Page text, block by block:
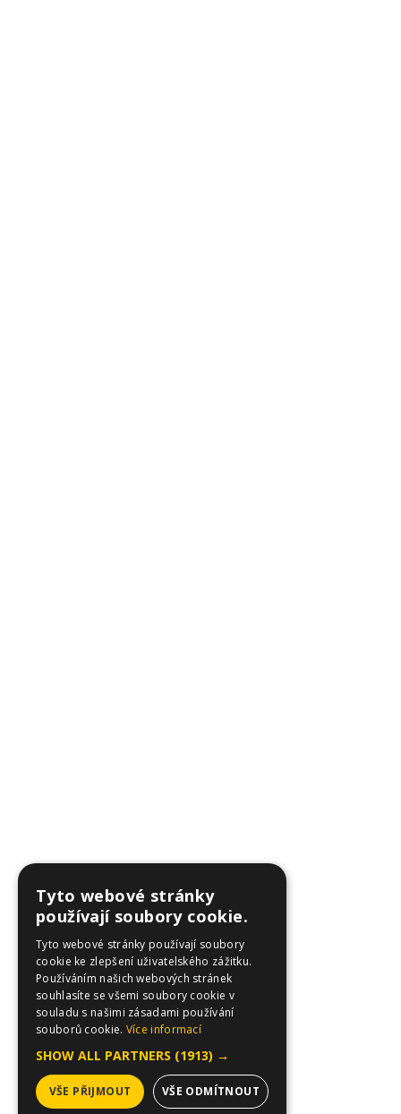
Tyto webové stránky
používají soubory cookie.
Tyto webové stránky používají soubory
cookie ke zlepšení uživatelského zážitku.
Používáním našich webových stránek
souhlasíte se všemi soubory cookie v
souladu s našimi zásadami používání
souborů cookie. Více informací
SHOW ALL PARTNERS (1913) →
VŠE PŘIJMOUT VŠE ODMÍTNOUT